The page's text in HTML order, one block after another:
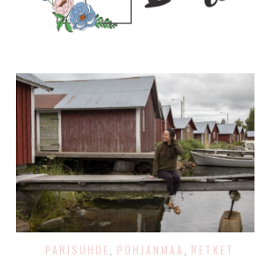
PARISUHDE POHJANMAA RETKET